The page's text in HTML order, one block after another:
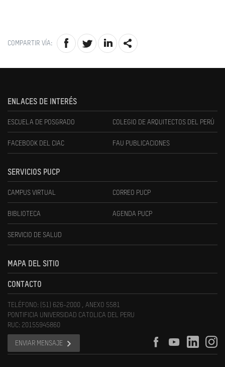
COMPARTIR VÍA:
ENLACES DE INTERÉS
ESCUELA DE POSGRADO COLEGIO DE ARQUITECTOS DEL PERÚ
FACEBOOK DEL CIAC FAU PUBLICACIONES
SERVICIOS PUCP
CAMPUS VIRTUAL CORREO PUCP
BIBLIOTECA AGENDA PUCP
SERVICIO DE SALUD
MAPA DEL SITIO
CONTACTO
TELÉFONO: (51) 626-2000 , ANEXO 5581
PONTIFICIA UNIVERSIDAD CATOLICA DEL PERU
RUC: 20155945860
ENVIAR MENSAJE